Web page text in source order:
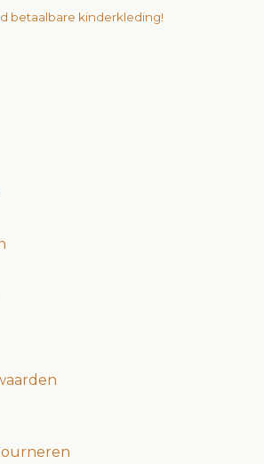
betaalbare kinderkleding!